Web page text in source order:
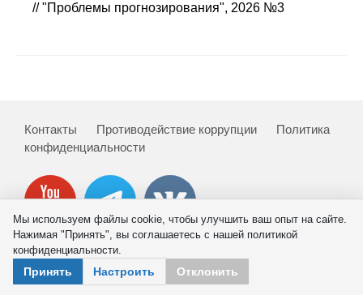
Противодействие коррупции
Научная жизнь
Проблемы прогнозирования
О журнале
Номера журналов
// "Проблемы прогнозирования", 2026 №3
Контакты Противодействие коррупции
Политика
конфиденциальности
© 2026 ИНП РАН
Мы используем файлы cookie, чтобы улучшить ваш опыт на сайте.
Нажимая "Принять", вы соглашаетесь с нашей политикой
конфиденциальности.
Принять Настроить Отклонить